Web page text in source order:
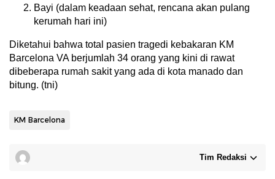
Bayi (dalam keadaan sehat, rencana akan pulang
kerumah hari ini)
Diketahui bahwa total pasien tragedi kebakaran KM
Barcelona VA berjumlah 34 orang yang kini di rawat
dibeberapa rumah sakit yang ada di kota manado dan
bitung. (tni)
KM Barcelona
Tim Redaksi